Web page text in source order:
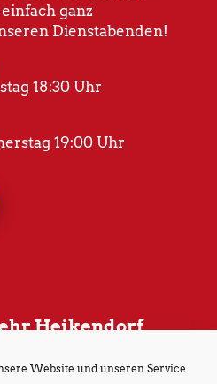
Website und unseren Service
ganz
Dienstabenden!
18:30 Uhr
19:00 Uhr
Heikendorf